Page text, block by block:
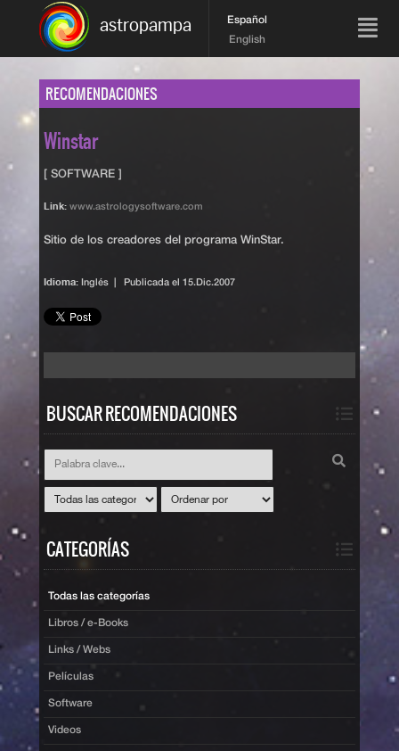
astropampa
Español
English
RECOMENDACIONES
Winstar
[ SOFTWARE ]
Link: www.astrologysoftware.com
Sitio de los creadores del programa WinStar.
Idioma: Inglés | Publicada el 15.Dic.2007
BUSCAR RECOMENDACIONES
CATEGORÍAS
Todas las categorías
Libros / e-Books
Links / Webs
Películas
Software
Videos